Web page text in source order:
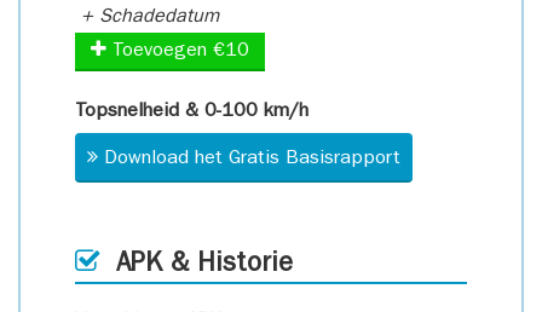
+ Schadedatum
Toevoegen €10
Topsnelheid & 0-100 km/h
Download het Gratis Basisrapport
APK & Historie